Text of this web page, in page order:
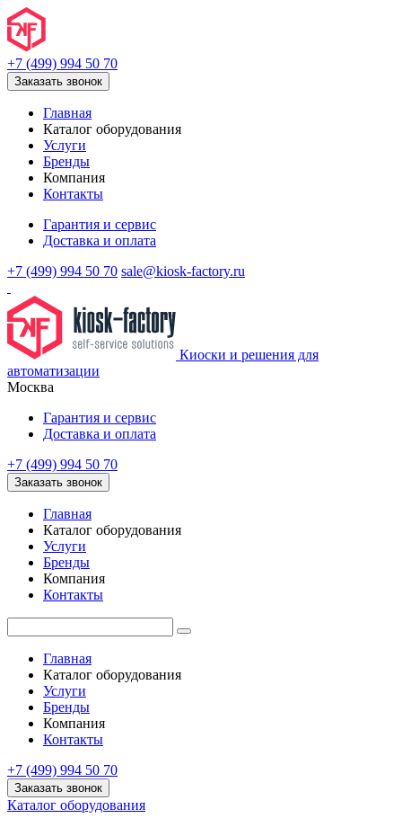
+7 (499) 994 50 70
Заказать звонок
Главная
Каталог оборудования
Услуги
Бренды
Компания
Контакты
Гарантия и сервис
Доставка и оплата
+7 (499) 994 50 70 sale@kiosk-factory.ru
Киоски и решения для
автоматизации
Москва
Гарантия и сервис
Доставка и оплата
+7 (499) 994 50 70
Заказать звонок
Главная
Каталог оборудования
Услуги
Бренды
Компания
Контакты
Главная
Каталог оборудования
Услуги
Бренды
Компания
Контакты
+7 (499) 994 50 70
Заказать звонок
Каталог оборудования